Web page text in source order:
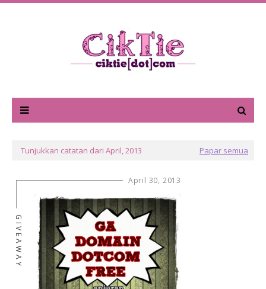
Tunjukkan catatan dari April, 2013 Papar semua
April 30, 2013
GIVEAWAY